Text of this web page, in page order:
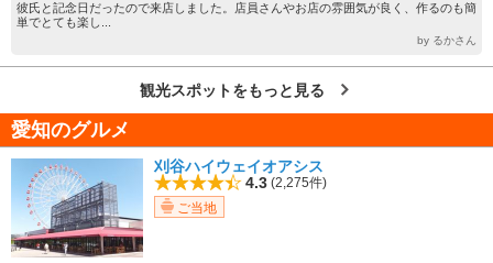
彼氏と記念日だったので来店しました。店員さんやお店の雰囲気が良く、作るのも簡
単でとても楽し...
by るかさん
観光スポットをもっと見る
愛知のグルメ
刈谷ハイウェイオアシス
4.3 (2,275件)
ご当地